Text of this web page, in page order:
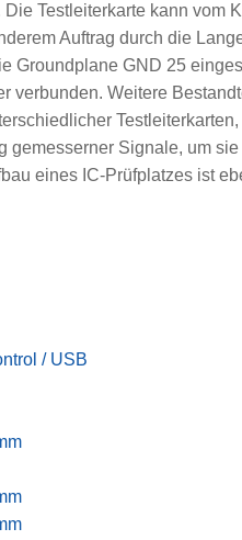
Testleiterkarte kann vom
Auftrag durch die
Groundplane GND 25
verbunden. Weitere
gemesserner Signale, um
eines IC-Prüfplatzes ist
/ USB